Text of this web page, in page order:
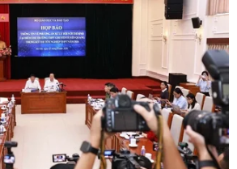
bên tham gia ký kết. (Ảnh: CTV)
phố Hồ Chí Minh, Ngân
cổ phần Bưu điện Liên Việt